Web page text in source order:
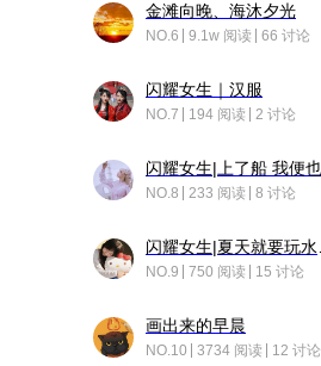
金滩向晚、海沐夕光
NO.6 9.1w 阅读 66 讨论
闪耀女生｜汉服
NO.7 194 阅读 2 讨论
NO.8 233 阅读 8 讨论
NO.9 750 阅读 15 讨论
画出来的早晨
NO.10 3734 阅读 12 讨论